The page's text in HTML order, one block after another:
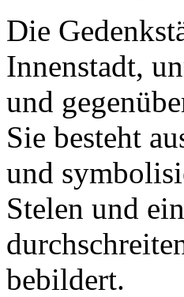
Die
Innenstadt,
und
Sie besteht
und
Stelen und
bebildert.